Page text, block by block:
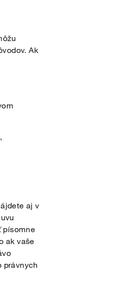
Ak
aj v
písomne
ak vaše
právnych